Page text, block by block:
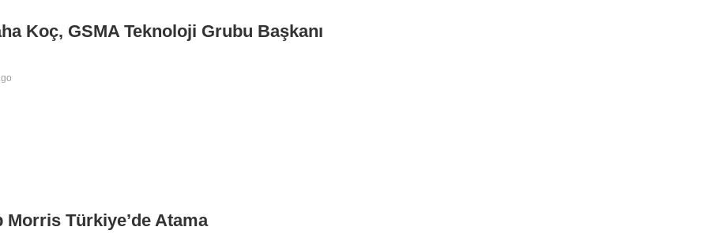
Koç, GSMA Teknoloji Grubu Başkanı
Morris Türkiye’de Atama